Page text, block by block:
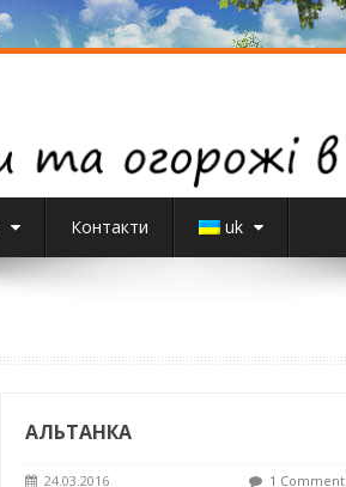
Контакти uk
АЛЬТАНКА
24.03.2016 1 Comment